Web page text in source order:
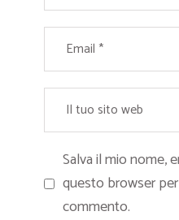
Salva il mio nome,
questo browser
commento.